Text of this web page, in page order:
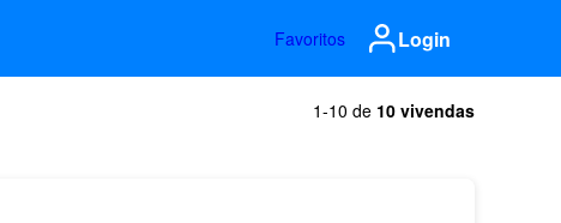
Favoritos Login
1-10 de 10 vivendas